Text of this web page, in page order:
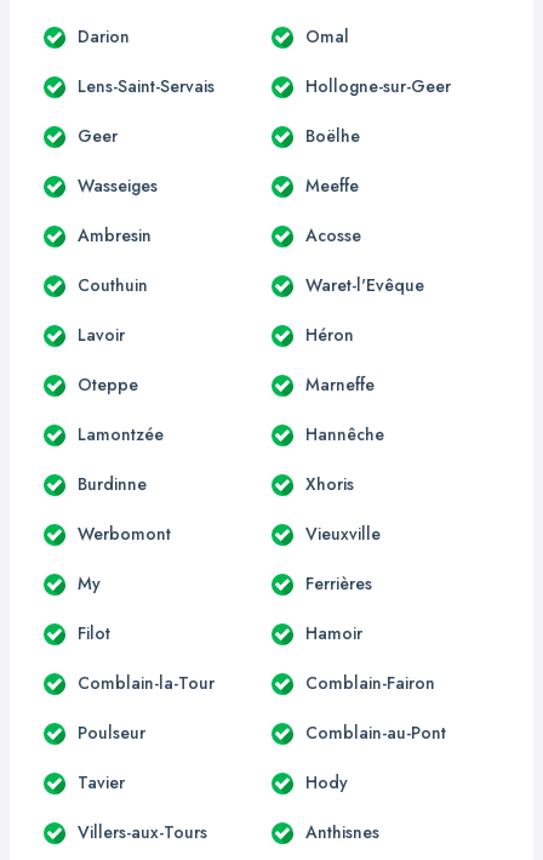
Darion Omal
Lens-Saint-Servais Hollogne-sur-Geer
Geer Boëlhe
Wasseiges Meeffe
Ambresin Acosse
Couthuin Waret-l'Evêque
Lavoir Héron
Oteppe Marneffe
Lamontzée Hannêche
Burdinne Xhoris
Werbomont Vieuxville
My Ferrières
Filot Hamoir
Comblain-la-Tour Comblain-Fairon
Poulseur Comblain-au-Pont
Tavier Hody
Villers-aux-Tours Anthisnes